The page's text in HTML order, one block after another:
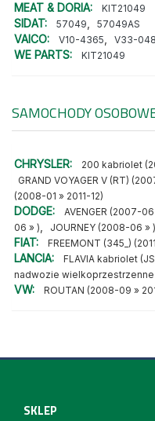
MEAT & DORIA: KIT21049
SIDAT: 57049 57049AS
VAICO: V10-4365 V33-
WE PARTS: KIT21049
SAMOCHODY
CHRYSLER: 200 kabriolet
GRAND VOYAGER V (RT)
(2008-01 » 2011-12)
DODGE: AVENGER (2007-
06 » )
JOURNEY (2008-06 » )
FIAT: FREEMONT (345_)
LANCIA: FLAVIA kabriolet
nadwozie wielkoprzestrzenne
VW: ROUTAN (2008-09 »
SKLEP